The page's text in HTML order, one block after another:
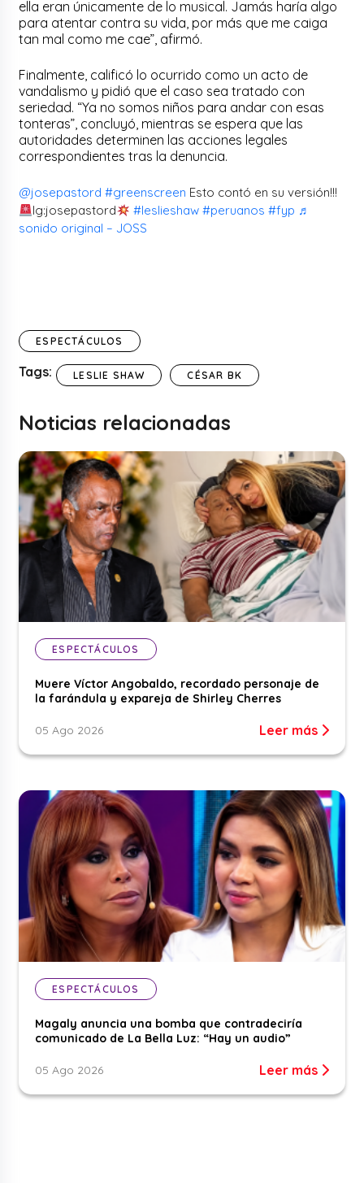
ella eran únicamente de lo musical. Jamás haría algo
para atentar contra su vida, por más que me caiga
tan mal como me cae”, afirmó.
Finalmente, calificó lo ocurrido como un acto de
vandalismo y pidió que el caso sea tratado con
seriedad. “Ya no somos niños para andar con esas
tonteras”, concluyó, mientras se espera que las
autoridades determinen las acciones legales
correspondientes tras la denuncia.
@josepastord #greenscreen Esto contó en su versión!!!
Ig:josepastord
#leslieshaw #peruanos #fyp ♬
sonido original – JOSS
ESPECTÁCULOS
Tags: LESLIE SHAW CÉSAR BK
Noticias relacionadas
ESPECTÁCULOS
Muere Víctor Angobaldo, recordado personaje de
la farándula y expareja de Shirley Cherres
05 Ago 2026 Leer más
ESPECTÁCULOS
Magaly anuncia una bomba que contradeciría
comunicado de La Bella Luz: “Hay un audio”
05 Ago 2026 Leer más